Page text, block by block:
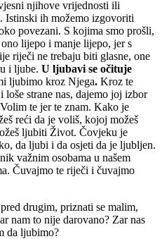
njihove vrijednosti ili
Istinski ih možemo izgovoriti
povezani. S kojima smo prošli,
lijepo i manje lijepo, jer s
riječi ne trebaju biti glasne, one
i ljube. U ljubavi se očituje
ljubimo kroz Njega. Kroz te
strane nas, dajemo joj izbor
te jer te znam. Kako je
reći da je voliš, kojoj možeš
ljubiti Život. Čovjeku je
da ljubi i da osjeti da je ljubljen.
važnim osobama u našem
Čuvajmo te riječi i čuvajmo
drugim, priznati se malim,
nam to nije darovano? Zar nas
da ljubimo?